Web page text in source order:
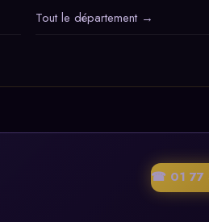
Tout le département →
☎ 01 77